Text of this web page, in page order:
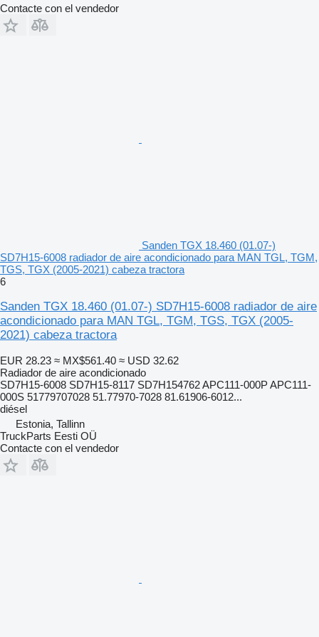
Contacte con el vendedor
Sanden TGX 18.460 (01.07-)
SD7H15-6008 radiador de aire acondicionado para MAN TGL, TGM,
TGS, TGX (2005-2021) cabeza tractora
6
Sanden TGX 18.460 (01.07-) SD7H15-6008 radiador de aire
acondicionado para MAN TGL, TGM, TGS, TGX (2005-
2021) cabeza tractora
EUR 28.23 ≈ MX$561.40 ≈ USD 32.62
Radiador de aire acondicionado
SD7H15-6008 SD7H15-8117 SD7H154762 APC111-000P APC111-
000S 51779707028 51.77970-7028 81.61906-6012...
diésel
Estonia, Tallinn
TruckParts Eesti OÜ
Contacte con el vendedor